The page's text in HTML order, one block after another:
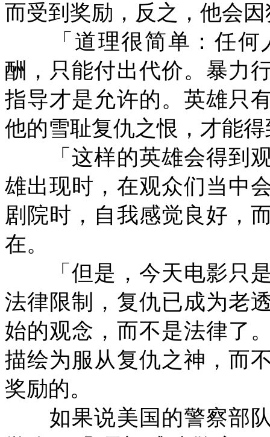
而受到奖励，反之，他会
「道理很简单：任何
酬，只能付出代价。暴力
指导才是允许的。英雄只
他的雪耻复仇之恨，才能
「这样的英雄会得到观
雄出现时，在观众们当中
剧院时，自我感觉良好，
在。
「但是，今天电影只是
法律限制，复仇已成为老
始的观念，而不是法律了
描绘为服从复仇之神，而
奖励的。
如果说美国的警察部队